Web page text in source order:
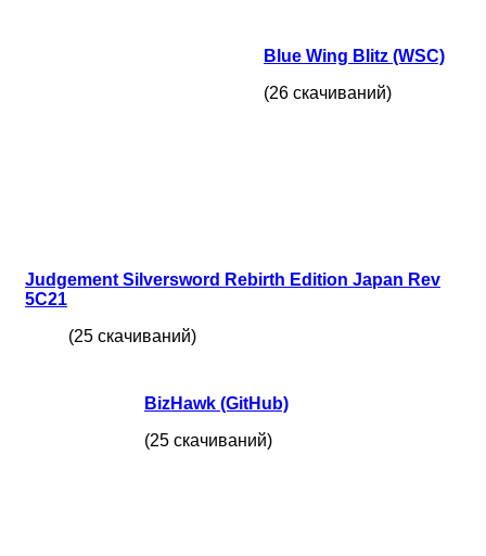
Blue Wing Blitz (WSC)
(26 скачиваний)
Judgement Silversword Rebirth Edition Japan Rev
5C21
(25 скачиваний)
BizHawk (GitHub)
(25 скачиваний)